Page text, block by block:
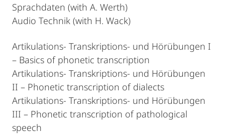
Sprachdaten (with A. Werth)
Audio Technik (with H. Wack)
Artikulations- Transkriptions- und Hörübungen I
– Basics of phonetic transcription
Artikulations- Transkriptions- und Hörübungen
II – Phonetic transcription of dialects
Artikulations- Transkriptions- und Hörübungen
III – Phonetic transcription of pathological
speech